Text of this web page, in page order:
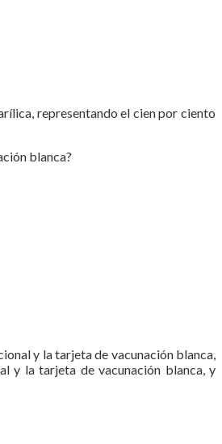
representando el cien por ciento
blanca?
y la tarjeta de vacunación blanca,
y la tarjeta de vacunación blanca, y